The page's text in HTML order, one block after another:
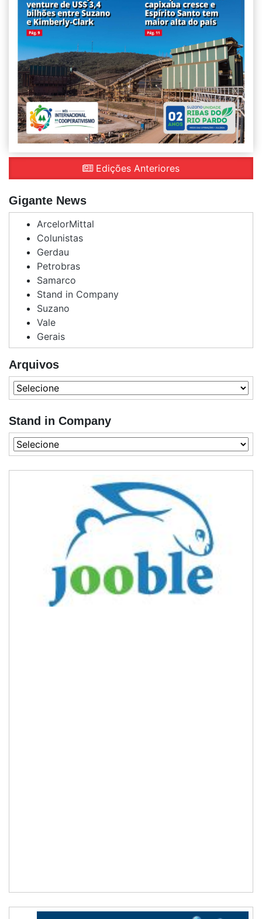
Edições Anteriores
Gigante News
ArcelorMittal
Colunistas
Gerdau
Petrobras
Samarco
Stand in Company
Suzano
Vale
Gerais
Arquivos
Stand in Company